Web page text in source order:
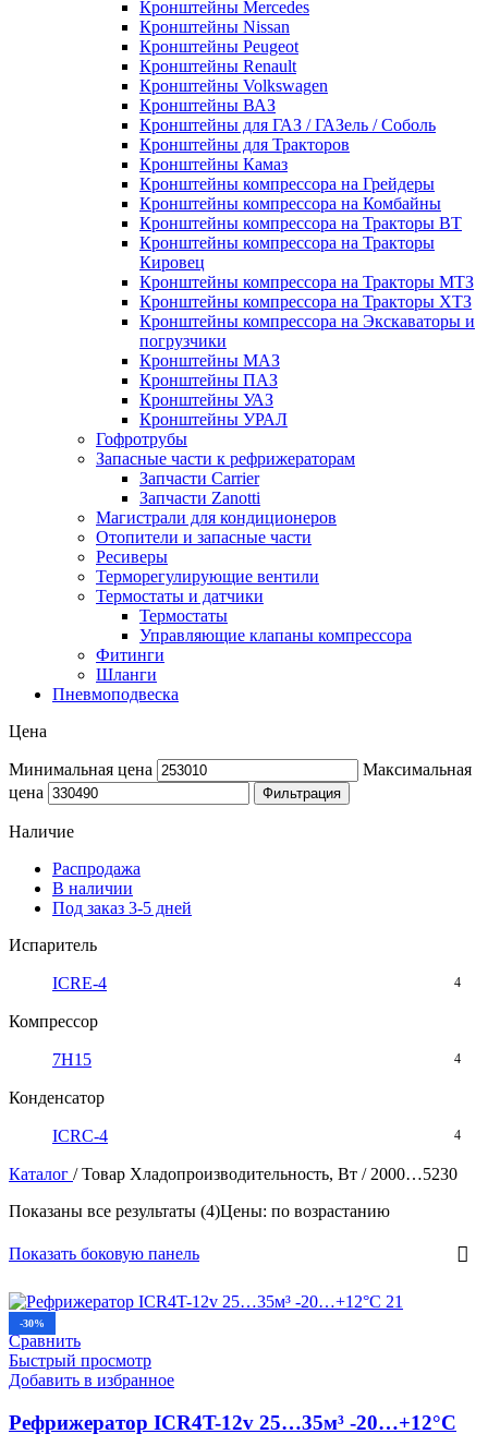
Кронштейны Mеrcedes
Кронштейны Nissan
Кронштейны Peugeot
Кронштейны Renault
Кронштейны Volkswagen
Кронштейны ВАЗ
Кронштейны для ГАЗ / ГАЗель / Соболь
Кронштейны для Тракторов
Кронштейны Камаз
Кронштейны компрессора на Грейдеры
Кронштейны компрессора на Комбайны
Кронштейны компрессора на Тракторы ВТ
Кронштейны компрессора на Тракторы
Кировец
Кронштейны компрессора на Тракторы МТЗ
Кронштейны компрессора на Тракторы ХТЗ
Кронштейны компрессора на Экскаваторы и
погрузчики
Кронштейны МАЗ
Кронштейны ПАЗ
Кронштейны УАЗ
Кронштейны УРАЛ
Гофротрубы
Запасные части к рефрижераторам
Запчасти Carrier
Запчасти Zanotti
Магистрали для кондиционеров
Отопители и запасные части
Ресиверы
Терморегулирующие вентили
Термостаты и датчики
Термостаты
Управляющие клапаны компрессора
Фитинги
Шланги
Пневмоподвеска
Цена
Минимальная цена
Максимальная
цена
Фильтрация
Наличие
Распродажа
В наличии
Под заказ 3-5 дней
Испаритель
ICRE-4 4
Компрессор
7H15 4
Конденсатор
ICRC-4 4
Каталог / Товар Хладопроизводительность, Вт / 2000…5230
Показаны все результаты (4)Цены: по возрастанию
Показать боковую панель
-30%
Сравнить
Быстрый просмотр
Добавить в избранное
Рефрижератор ICR4T-12v 25…35м³ -20…+12°C